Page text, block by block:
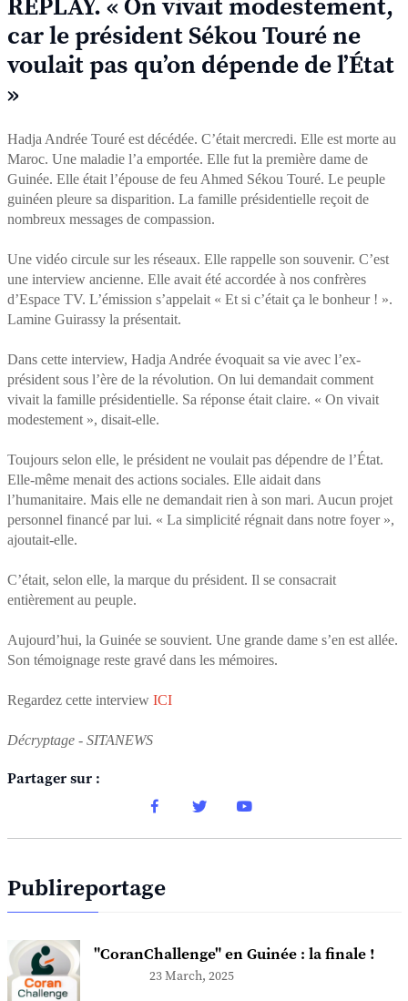
REPLAY. « On vivait modestement,
car le président Sékou Touré ne
voulait pas qu’on dépende de l’État
»
Hadja Andrée Touré est décédée. C’était mercredi. Elle est morte au
Maroc. Une maladie l’a emportée. Elle fut la première dame de
Guinée. Elle était l’épouse de feu Ahmed Sékou Touré. Le peuple
guinéen pleure sa disparition. La famille présidentielle reçoit de
nombreux messages de compassion.
Une vidéo circule sur les réseaux. Elle rappelle son souvenir. C’est
une interview ancienne. Elle avait été accordée à nos confrères
d’Espace TV. L’émission s’appelait « Et si c’était ça le bonheur ! ».
Lamine Guirassy la présentait.
Dans cette interview, Hadja Andrée évoquait sa vie avec l’ex-
président sous l’ère de la révolution. On lui demandait comment
vivait la famille présidentielle. Sa réponse était claire. « On vivait
modestement », disait-elle.
Toujours selon elle, le président ne voulait pas dépendre de l’État.
Elle-même menait des actions sociales. Elle aidait dans
l’humanitaire. Mais elle ne demandait rien à son mari. Aucun projet
personnel financé par lui. « La simplicité régnait dans notre foyer »,
ajoutait-elle.
C’était, selon elle, la marque du président. Il se consacrait
entièrement au peuple.
Aujourd’hui, la Guinée se souvient. Une grande dame s’en est allée.
Son témoignage reste gravé dans les mémoires.
Regardez cette interview ICI
Décryptage - SITANEWS
Partager sur :
Publireportage
"CoranChallenge" en Guinée : la finale !
23 March, 2025